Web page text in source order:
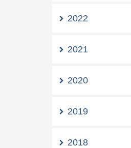
2022
2021
2020
2019
2018